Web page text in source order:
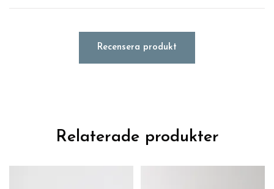
Recensera produkt
Relaterade produkter